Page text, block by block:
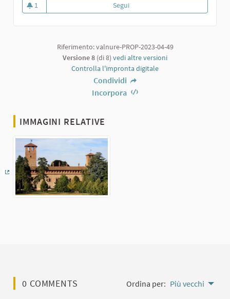
1
1 sostenitori
Segui
Riferimento: valnure-PROP-2023-04-49
Versione 8 (di 8) vedi altre versioni
Controlla l'impronta digitale
Condividi
Incorpora
IMMAGINI RELATIVE
(Collegamento esterno)
0 COMMENTS Ordina per: Più vecchi